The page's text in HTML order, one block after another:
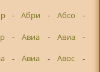
- Абри - Абсо
-
- Авиа - Авиа
-
- Авиа - Авос
-